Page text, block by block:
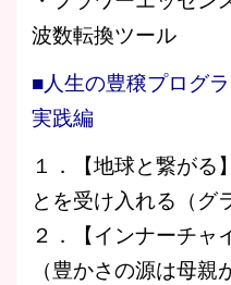
波数転換ツール
■人生の豊穣プログ
実践編
１．【地球と繋がる
とを受け入れる（グ
２．【インナーチャ
（豊かさの源は母親